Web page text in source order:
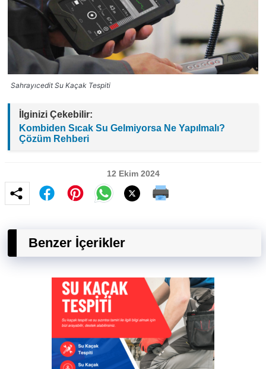
Sahrayıcedit Su Kaçak Tespiti
İlginizi Çekebilir:
Kombiden Sıcak Su Gelmiyorsa Ne Yapılmalı?
Çözüm Rehberi
12 Ekim 2024
Benzer İçerikler